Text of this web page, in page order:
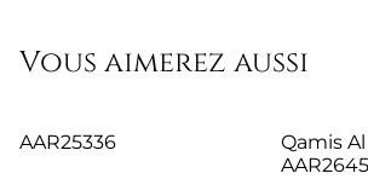
Vous aimerez aussi
AAR25336
Qamis
AAR2645